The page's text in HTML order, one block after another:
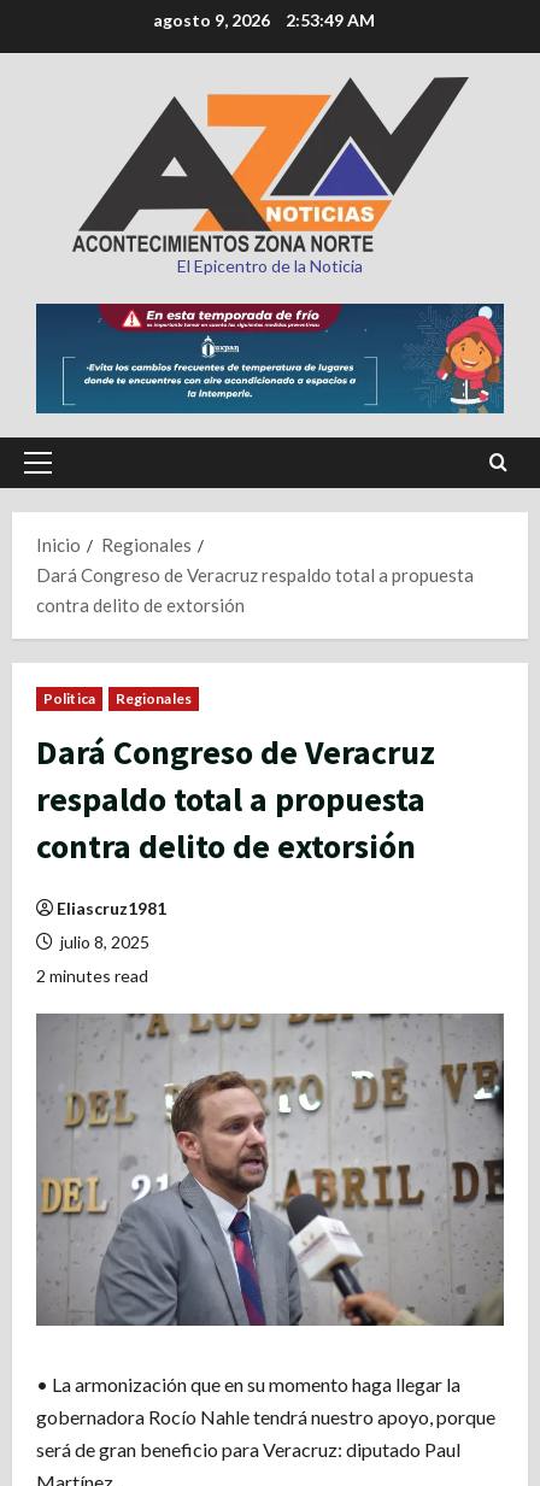
al
agosto 9, 2026 2:53:51 AM
El Epicentro de la Noticia
Menú
Inicio
Regionales
Dará Congreso de Veracruz respaldo total a propuesta
contra delito de extorsión
Politica Regionales
Dará Congreso de Veracruz
respaldo total a propuesta
contra delito de extorsión
Eliascruz1981
julio 8, 2025
2 minutes read
• La armonización que en su momento haga llegar la
gobernadora Rocío Nahle tendrá nuestro apoyo, porque
será de gran beneficio para Veracruz: diputado Paul